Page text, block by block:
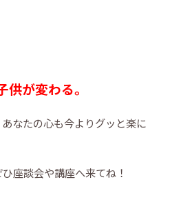
が変わる。
なたの心も今よりグッと楽に
座談会や講座へ来てね！